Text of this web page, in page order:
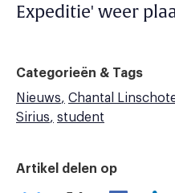
Expeditie' weer
Categorieën & Tags
Nieuws
Chantal
Sirius
student
Artikel delen op